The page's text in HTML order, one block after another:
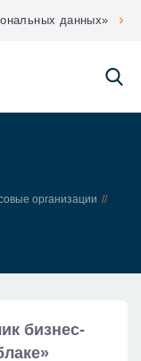
данных»
организации
бизнес-